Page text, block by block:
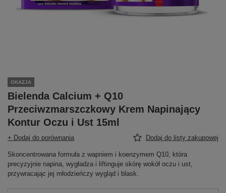
OKAZJA
Bielenda Calcium + Q10
Przeciwzmarszczkowy Krem Napinający
Kontur Oczu i Ust 15ml
+ Dodaj do porównania Dodaj do listy zakupowej
Skoncentrowana formuła z wapniem i koenzymem Q10, która
precyzyjnie napina, wygładza i liftinguje skórę wokół oczu i ust,
przywracając jej młodzieńczy wygląd i blask.